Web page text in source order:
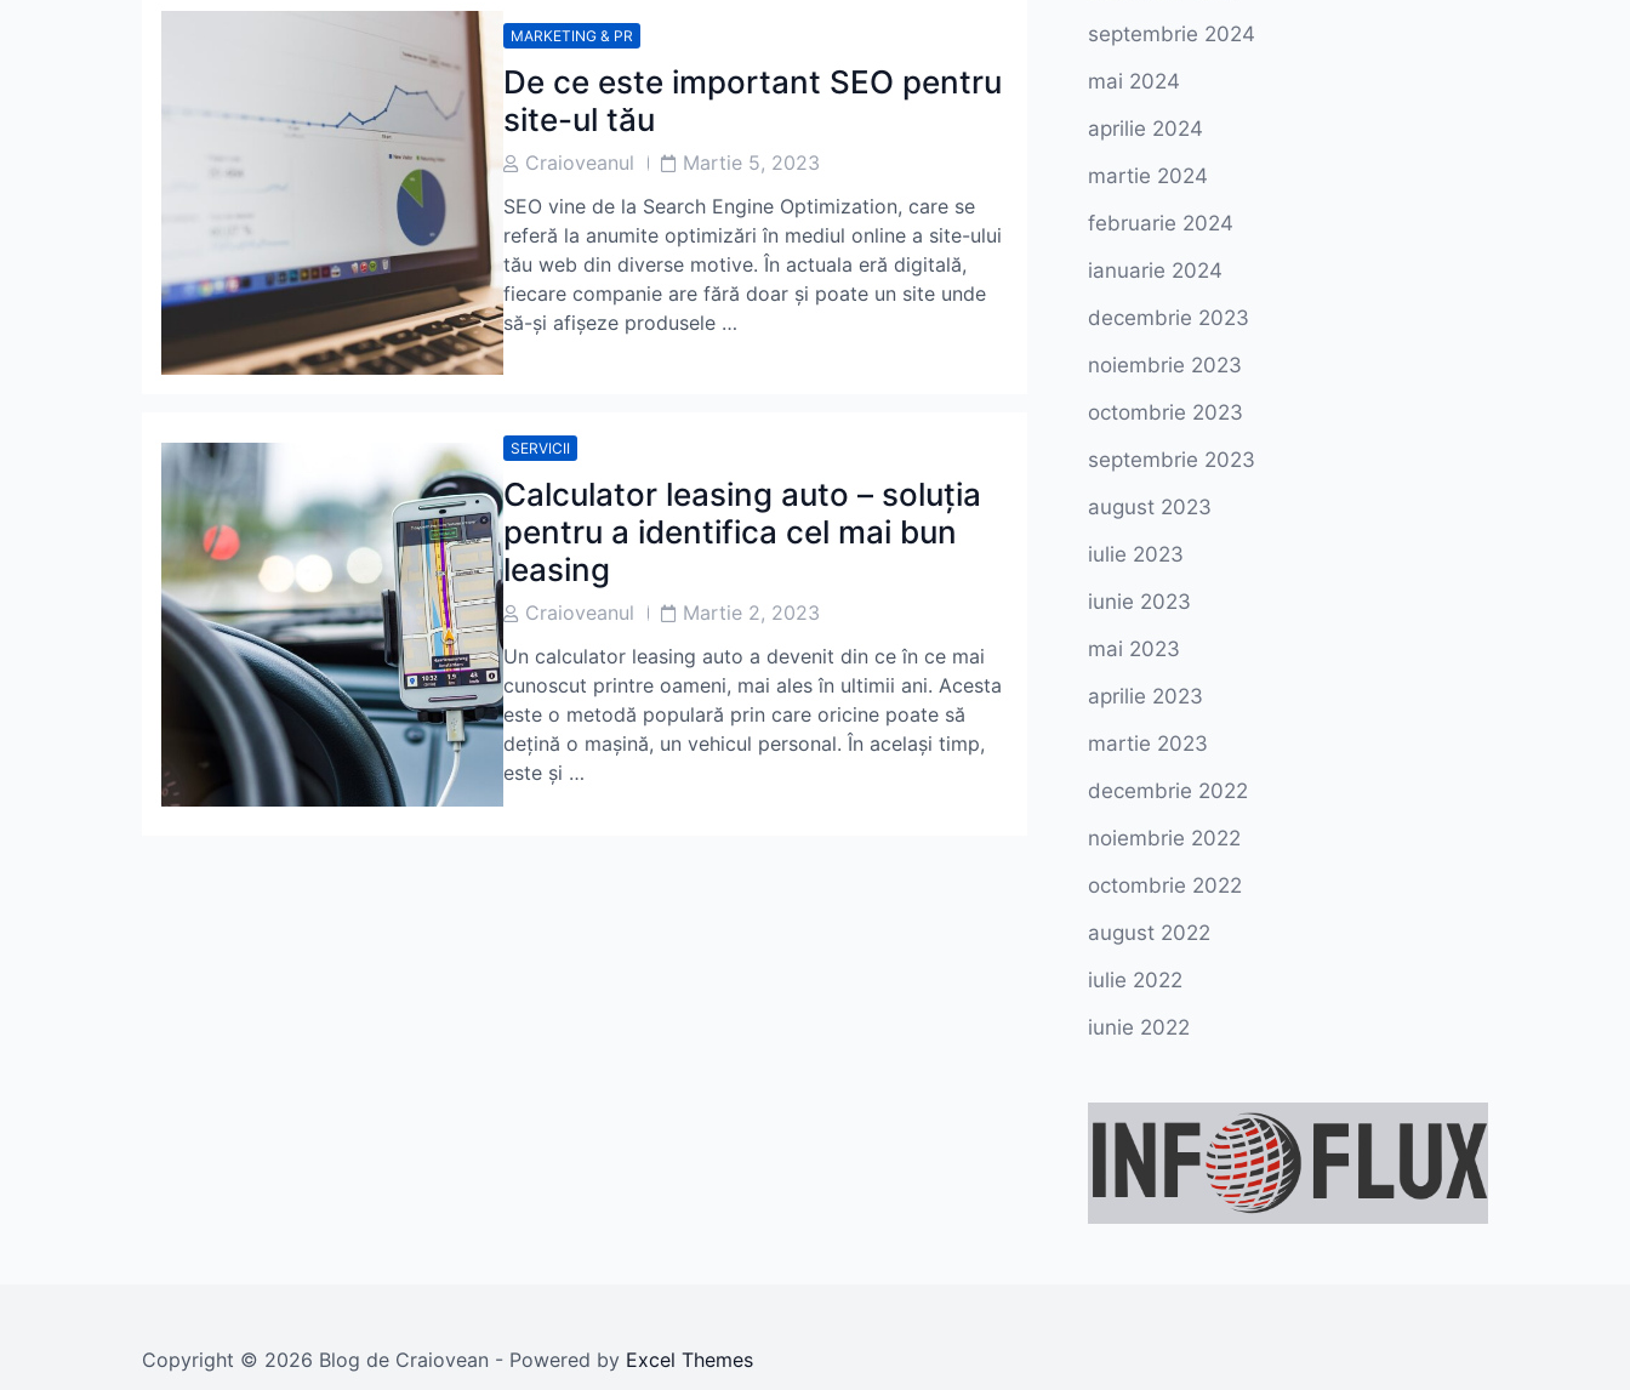
MARKETING & PR
De ce este important SEO pentru
site-ul tău
PostCraioveanul
PostMartie 5, 2023
SEO vine de la Search Engine Optimization, care se
referă la anumite optimizări în mediul online a site-ului
tău web din diverse motive. În actuala eră digitală,
fiecare companie are fără doar și poate un site unde
să-și afișeze produsele …
SERVICII
Calculator leasing auto – soluția
pentru a identifica cel mai bun
leasing
PostCraioveanul
PostMartie 2, 2023
Un calculator leasing auto a devenit din ce în ce mai
cunoscut printre oameni, mai ales în ultimii ani. Acesta
este o metodă populară prin care oricine poate să
dețină o mașină, un vehicul personal. În același timp,
este și …
septembrie 2024
mai 2024
aprilie 2024
martie 2024
februarie 2024
ianuarie 2024
decembrie 2023
noiembrie 2023
octombrie 2023
septembrie 2023
august 2023
iulie 2023
iunie 2023
mai 2023
aprilie 2023
martie 2023
decembrie 2022
noiembrie 2022
octombrie 2022
august 2022
iulie 2022
iunie 2022
Copyright © 2026 Blog de Craiovean - Powered by Excel Themes